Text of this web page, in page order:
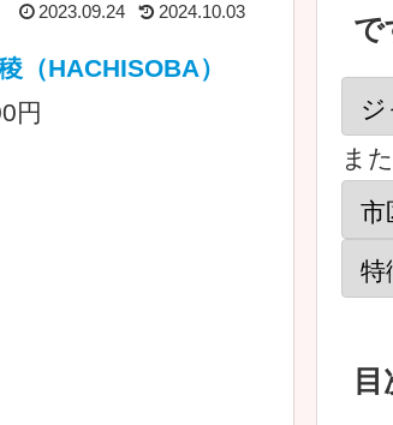
2023.09.24 2024.10.03
（HACHISOBA）
円
で
ま
目